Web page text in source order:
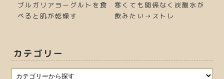
ブルガリアヨーグルトを食
べると肌が乾燥す
寒くても関係なく炭酸水が
飲みたい→ストレ
カテゴリー